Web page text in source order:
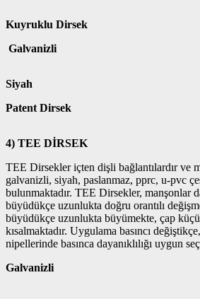
Kuyruklu Dirsek
Galvanizli
Siyah
Patent Dirsek
4) TEE DİRSEK
TEE Dirsekler içten dişli bağlantılardır ve
galvanizli, siyah, paslanmaz, pprc, u-pvc
bulunmaktadır. TEE Dirsekler, manşonlar
büyüdükçe uzunlukta doğru orantılı
büyüdükçe uzunlukta büyümekte, çap
kısalmaktadır. Uygulama basıncı
nipellerinde basınca dayanıklılığı uygun
Galvanizli